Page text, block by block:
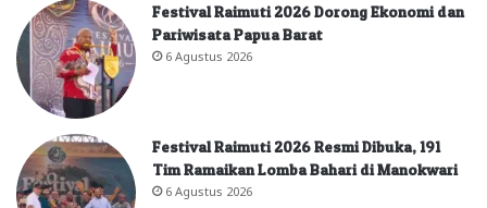
Festival Raimuti 2026 Dorong Ekonomi dan
Pariwisata Papua Barat
6 Agustus 2026
Festival Raimuti 2026 Resmi Dibuka, 191
Tim Ramaikan Lomba Bahari di Manokwari
6 Agustus 2026